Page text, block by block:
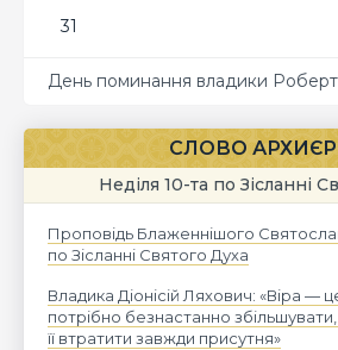
31
День поминання владики
СЛОВО
Неділя 10-та по Зісланні
Проповідь Блаженнішого
по Зісланні Святого Духа
Владика Діонісій Ляхович: «Віра —
потрібно безнастанно
її втратити завжди присутня»